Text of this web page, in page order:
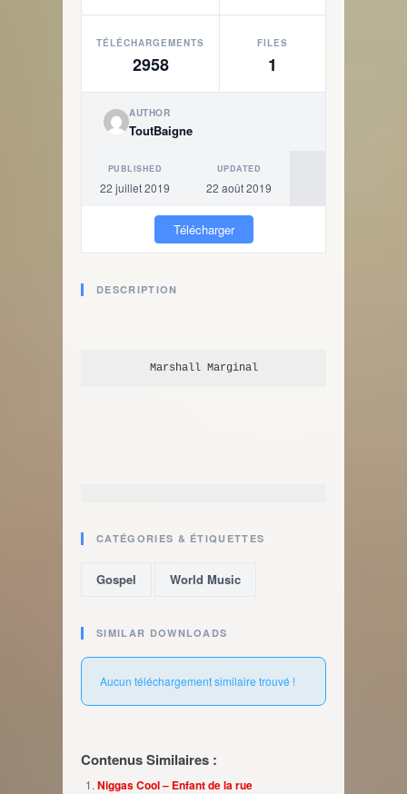
TÉLÉCHARGEMENTS
2958
FILES
1
AUTHOR
ToutBaigne
PUBLISHED
22 juillet 2019
UPDATED
22 août 2019
Télécharger
DESCRIPTION
Marshall Marginal
CATÉGORIES & ÉTIQUETTES
Gospel World Music
SIMILAR DOWNLOADS
Aucun téléchargement similaire trouvé !
Contenus Similaires :
Niggas Cool – Enfant de la rue